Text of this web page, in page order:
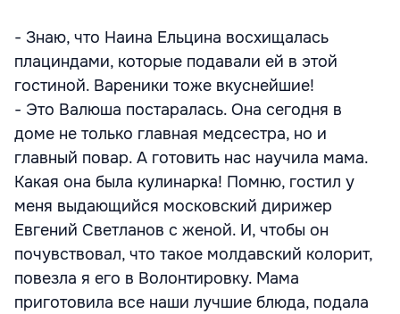
- Знаю, что Наина Ельцина восхищалась
плациндами, которые подавали ей в этой
гостиной. Вареники тоже вкуснейшие!
- Это Валюша постаралась. Она сегодня в
доме не только главная медсестра, но и
главный повар. А готовить нас научила мама.
Какая она была кулинарка! Помню, гостил у
меня выдающийся московский дирижер
Евгений Светланов с женой. И, чтобы он
почувствовал, что такое молдавский колорит,
повезла я его в Волонтировку. Мама
приготовила все наши лучшие блюда, подала